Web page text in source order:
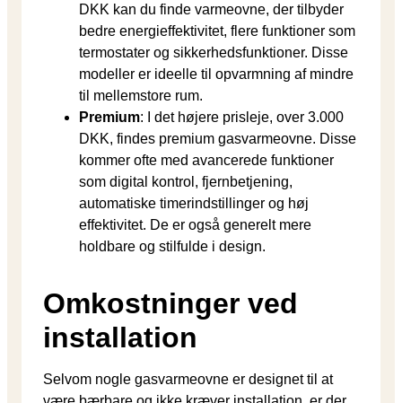
DKK kan du finde varmeovne, der tilbyder
bedre energieffektivitet, flere funktioner som
termostater og sikkerhedsfunktioner. Disse
modeller er ideelle til opvarmning af mindre
til mellemstore rum.
Premium: I det højere prisleje, over 3.000
DKK, findes premium gasvarmeovne. Disse
kommer ofte med avancerede funktioner
som digital kontrol, fjernbetjening,
automatiske timerindstillinger og høj
effektivitet. De er også generelt mere
holdbare og stilfulde i design.
Omkostninger ved
installation
Selvom nogle gasvarmeovne er designet til at